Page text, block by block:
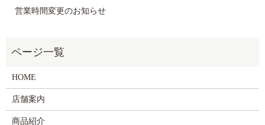
営業時間変更のお知らせ
HOME
店舗案内
商品紹介